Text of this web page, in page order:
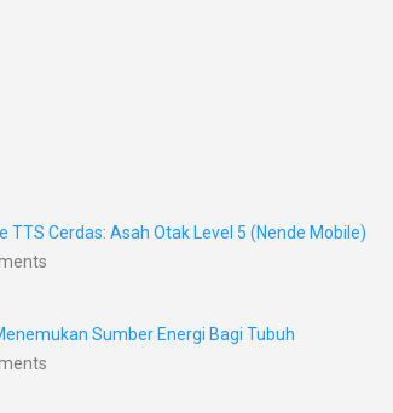
TTS Cerdas: Asah Otak Level 5 (Nende Mobile)
Sumber Energi Bagi Tubuh